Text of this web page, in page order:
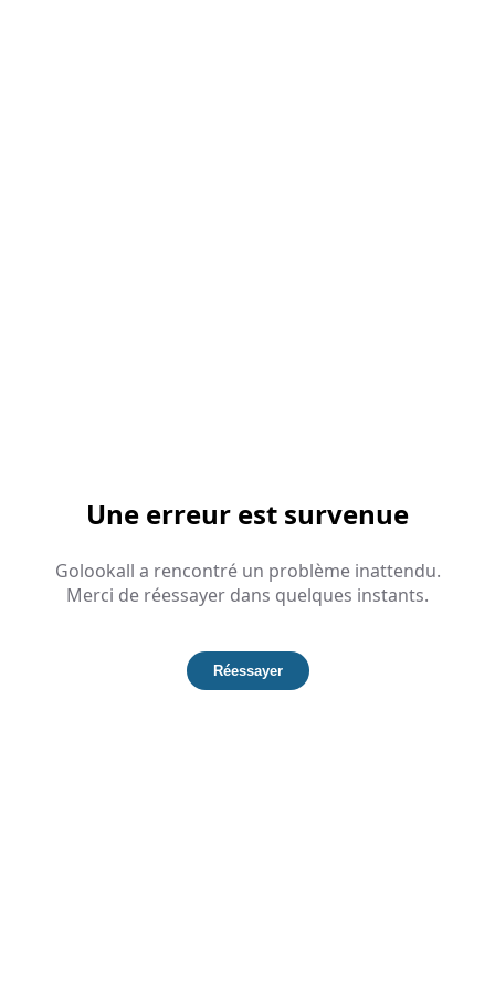
Une erreur est survenue
Golookall a rencontré un problème inattendu.
Merci de réessayer dans quelques instants.
Réessayer